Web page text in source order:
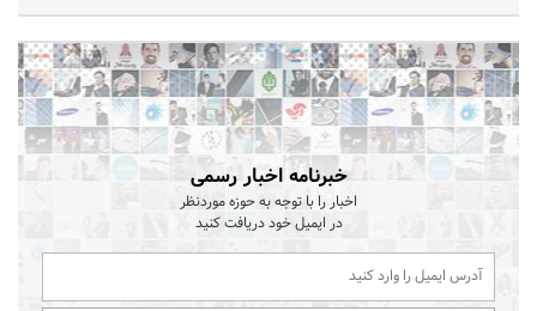
خبرنامه اخبار رسمی
اخبار را با توجه به حوزه موردنظر
در ایمیل خود دریافت کنید